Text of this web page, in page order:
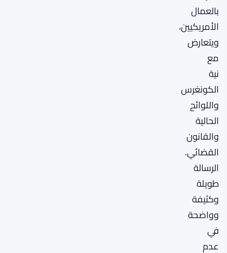
بالعمال
الأمريكيين،
ويتعارض
مع
نية
الكونغرس
واللوائح
الحالية
والقانون
القضائي.
الرسالة
طويلة
وكثيفة
وواضحة
في
عدم